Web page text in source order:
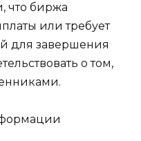
что биржа
или требует
для завершения
о том,